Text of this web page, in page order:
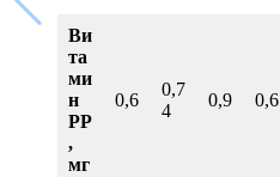
Ви
та
ми
н
PP
,
мг
0,6
0,7
4
0,9 0,6